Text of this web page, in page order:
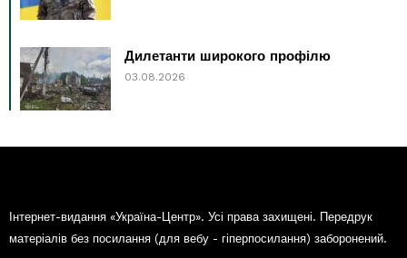
Дилетанти широкого профілю
03.08.2026
Інтернет-видання «Україна-Центр». Усі права захищені. Передрук
матеріалів без посилання (для вебу - гіперпосилання) заборонений.